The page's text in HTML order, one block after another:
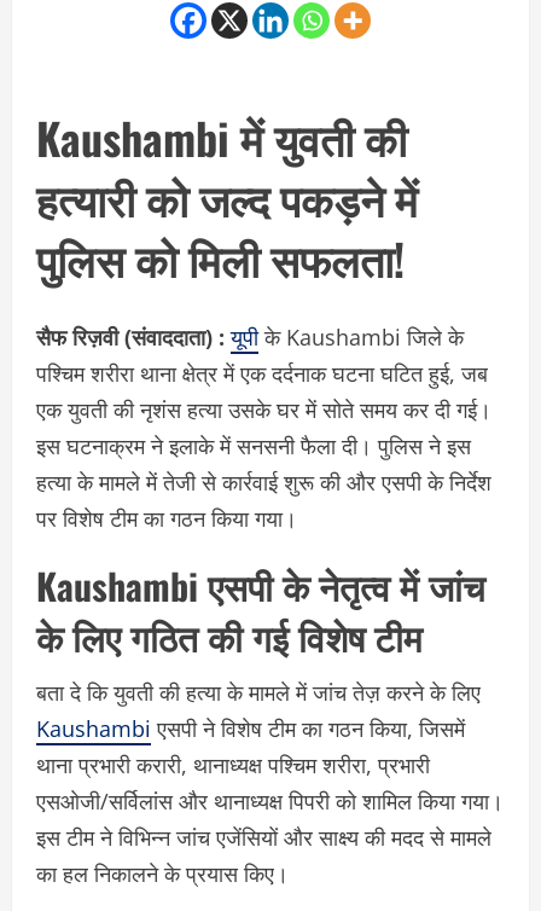
Kaushambi में युवती की
हत्यारी को जल्द पकड़ने में
पुलिस को मिली सफलता!
सैफ रिज़वी (संवाददाता) : यूपीके Kaushambi जिले के
पश्चिम शरीरा थाना क्षेत्र में एक दर्दनाक घटना घटित हुई, जब
एक युवती की नृशंस हत्या उसके घर में सोते समय कर दी गई।
इस घटनाक्रम ने इलाके में सनसनी फैला दी। पुलिस ने इस
हत्या के मामले में तेजी से कार्रवाई शुरू की और एसपी के निर्देश
पर विशेष टीम का गठन किया गया।
Kaushambi एसपी के नेतृत्व में जांच
के लिए गठित की गई विशेष टीम
बता दे कि युवती की हत्या के मामले में जांच तेज़ करने के लिए
Kaushambi एसपी ने विशेष टीम का गठन किया, जिसमें
थाना प्रभारी करारी, थानाध्यक्ष पश्चिम शरीरा, प्रभारी
एसओजी/सर्विलांस और थानाध्यक्ष पिपरी को शामिल किया गया।
इस टीम ने विभिन्न जांच एजेंसियों और साक्ष्य की मदद से मामले
का हल निकालने के प्रयास किए।